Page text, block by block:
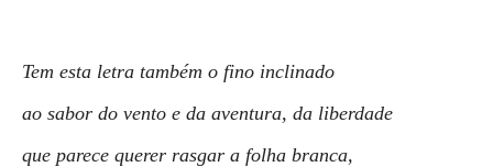
Tem esta letra também o fino inclinado
ao sabor do vento e da aventura, da liberdade
que parece querer rasgar a folha branca,